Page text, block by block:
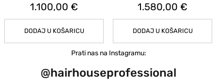
1.100,00 €
DODAJ U KOŠARICU
1.580,00 €
DODAJ U KOŠARICU
Prati nas na Instagramu:
@hairhouseprofessional